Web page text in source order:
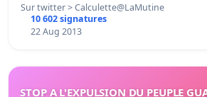
Sur twitter > Calculette@LaMutine
10 602 signatures
22 Aug 2013
STOP A L'EXPULSION DU PEUPLE